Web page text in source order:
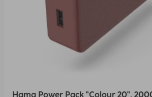
Hama Power Pack "Colour 20",